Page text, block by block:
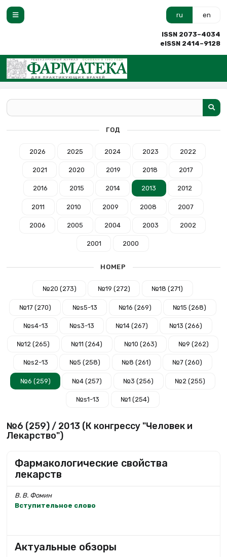
ru en
ISSN 2073–4034
eISSN 2414–9128
ГОД
2026 2025 2024 2023 2022
2021 2020 2019 2018 2017
2016 2015 2014 2013 2012
2011 2010 2009 2008 2007
2006 2005 2004 2003 2002
2001 2000
НОМЕР
№20 (273) №19 (272) №18 (271)
№17 (270) №s5-13 №16 (269) №15 (268)
№s4-13 №s3-13 №14 (267) №13 (266)
№12 (265) №11 (264) №10 (263) №9 (262)
№s2-13 №5 (258) №8 (261) №7 (260)
№6 (259) №4 (257) №3 (256) №2 (255)
№s1-13 №1 (254)
№6 (259) / 2013 (К конгрессу "Человек и
Лекарство")
Фармакологические свойства
лекарств
В. В. Фомин
Вступительное слово
Актуальные обзоры